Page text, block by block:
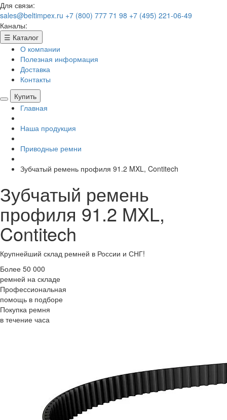
Для связи:
sales@beltimpex.ru +7 (800) 777 71 98 +7 (495) 221-06-49
Каналы:
☰ Каталог
О компании
Полезная информация
Доставка
Контакты
Купить
Главная
Наша продукция
Приводные ремни
Зубчатый ремень профиля 91.2 MXL, Contitech
Зубчатый ремень
профиля 91.2 MXL,
Contitech
Крупнейший склад ремней в России и СНГ!
Более 50 000
ремней на складе
Профессиональная
помощь в подборе
Покупка ремня
в течение часа